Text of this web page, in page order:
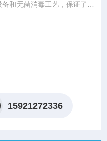
和无菌消毒工艺，保证了电
15921272336